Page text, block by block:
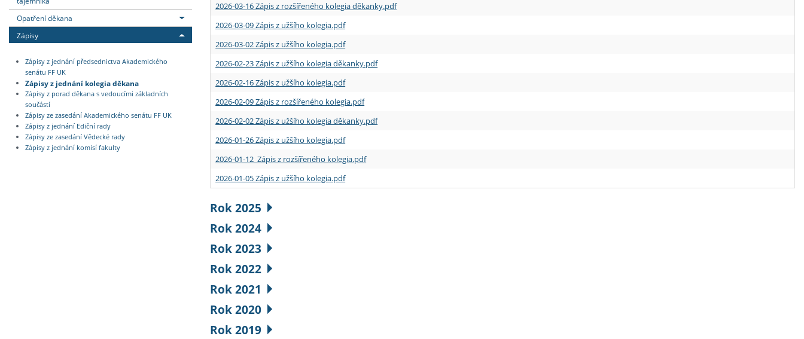
Opatření děkana
Zápisy
Zápisy z jednání předsednictva Akademického
senátu FF UK
Zápisy z jednání kolegia děkana
Zápisy z porad děkana s vedoucími základních
součástí
Zápisy ze zasedání Akademického senátu FF UK
Zápisy z jednání Ediční rady
Zápisy ze zasedání Vědecké rady
Zápisy z jednání komisí fakulty
2026-03-16 Zápis z rozšířeného kolegia děkanky.pdf
2026-03-09 Zápis z užšího kolegia.pdf
2026-03-02 Zápis z užšího kolegia.pdf
2026-02-23 Zápis z užšího kolegia děkanky.pdf
2026-02-16 Zápis z užšího kolegia.pdf
2026-02-09 Zápis z rozšířeného kolegia.pdf
2026-02-02 Zápis z užšího kolegia děkanky.pdf
2026-01-26 Zápis z užšího kolegia.pdf
2026-01-12 Zápis z rozšířeného kolegia.pdf
2026-01-05 Zápis z užšího kolegia.pdf
Rok 2025
Rok 2024
Rok 2023
Rok 2022
Rok 2021
Rok 2020
Rok 2019